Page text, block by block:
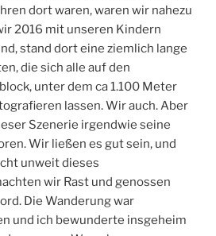
dort waren, waren wir nahezu
2016 mit unseren Kindern
stand dort eine ziemlich lange
die sich alle auf den
unter dem ca 1.100 Meter
lassen. Wir auch. Aber
Szenerie irgendwie seine
Wir ließen es gut sein, und
unweit dieses
wir Rast und genossen
Die Wanderung war
und ich bewunderte insgeheim